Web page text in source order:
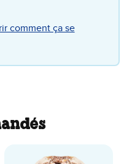
comment ça se